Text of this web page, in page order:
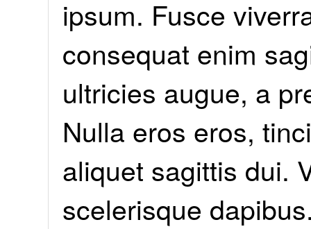
ipsum. Fusce
consequat enim
ultricies augue, a
Nulla eros eros,
aliquet sagittis dui.
scelerisque